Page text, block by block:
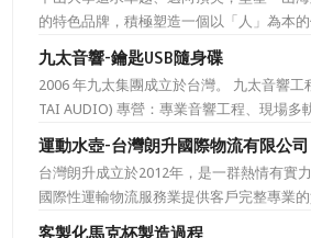
若使用者會在駕駛期間飲水，則必須...
的特色品牌，積極塑造一個以「人」為本的
並營造「樂在其中」的工作氛圍，務求成為
優秀人才聚集，校友引以為傲，社會高度認
流大學。 中山大學圖書館圖書與資訊處訂
扣文件夾 和 ...
九太音響-鑰匙USB隨身碟
2006 年九太集團成立於台灣。 九太音響工
TAI AUDIO) 專營：專業音響工程、現場多
播、音響樂器租賃、工程製作、器材買賣。
業滿十週年了！為慶祝九太音響成立十週年
購易客製化禮品公司 訂購了一款 鑰匙...
運動水壺-台灣朗升國際物流有限公司
台灣朗升成立於2012年，是一群熱情有實
國際性運輸物流服務業提供客戶完整專業
服務。服務網遍及全球。秉持”我們用心、
客製化馬克杯製造過程